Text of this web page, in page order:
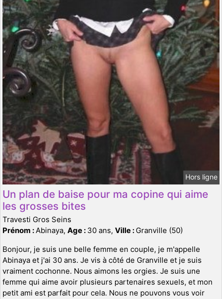
Hors ligne
Un plan de baise pour ma copine qui aime
les grosses bites
Travesti Gros Seins
Prénom :Abinaya, Age : 30 ans, Ville : Granville (50)
Bonjour, je suis une belle femme en couple, je m'appelle
Abinaya et j'ai 30 ans. Je vis à côté de Granville et je suis
vraiment cochonne. Nous aimons les orgies. Je suis une
femme qui aime avoir plusieurs partenaires sexuels, et mon
petit ami est parfait pour cela. Nous ne pouvons vous voir